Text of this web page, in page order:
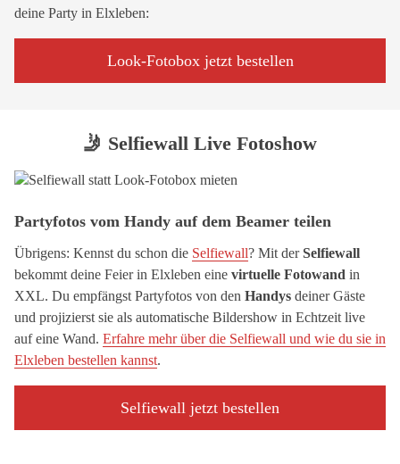
deine Party in Elxleben:
Look-Fotobox jetzt bestellen
🤳 Selfiewall Live Fotoshow
Partyfotos vom Handy auf dem Beamer teilen
Übrigens: Kennst du schon die Selfiewall? Mit derSelfiewall
bekommt deine Feier in Elxleben eine virtuelle Fotowand in
XXL. Du empfängst Partyfotos von den Handys deiner Gäste
und projizierst sie als automatische Bildershow in Echtzeit live
auf eine Wand. Erfahre mehr über die Selfiewall und wie du sie in
Elxleben bestellen kannst.
Selfiewall jetzt bestellen